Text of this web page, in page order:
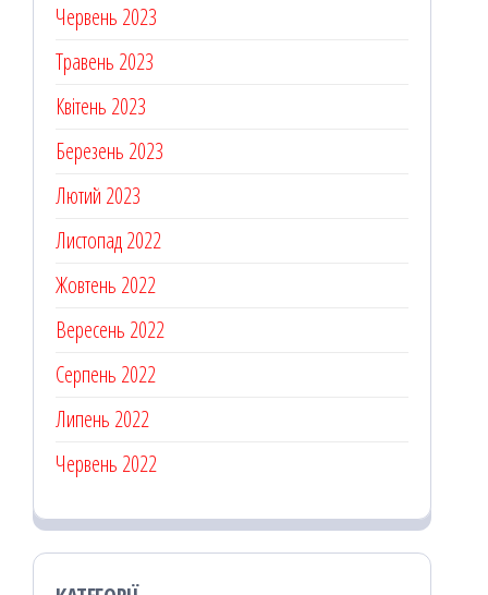
Червень 2023
Травень 2023
Квітень 2023
Березень 2023
Лютий 2023
Листопад 2022
Жовтень 2022
Вересень 2022
Серпень 2022
Липень 2022
Червень 2022